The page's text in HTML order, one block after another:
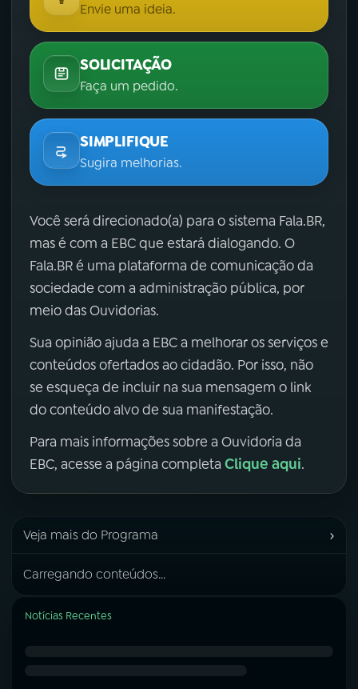
Envie uma ideia.
SOLICITAÇÃO
Faça um pedido.
SIMPLIFIQUE
Sugira melhorias.
Você será direcionado(a) para o sistema Fala.BR,
mas é com a EBC que estará dialogando. O
Fala.BR é uma plataforma de comunicação da
sociedade com a administração pública, por
meio das Ouvidorias.
Sua opinião ajuda a EBC a melhorar os serviços e
conteúdos ofertados ao cidadão. Por isso, não
se esqueça de incluir na sua mensagem o link
do conteúdo alvo de sua manifestação.
Para mais informações sobre a Ouvidoria da
EBC, acesse a página completa Clique aqui.
Veja mais do Programa ›
Carregando conteúdos...
Notícias Recentes